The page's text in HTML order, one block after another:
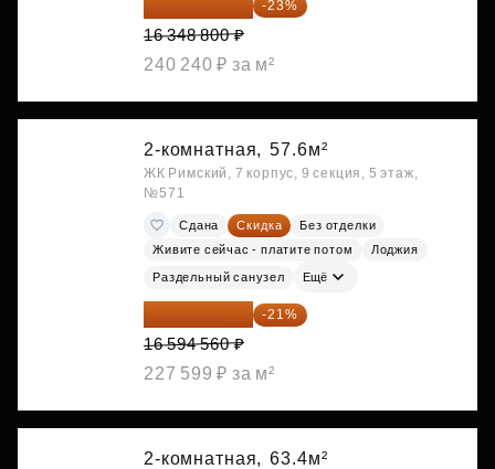
12 588 576 ₽ -23%
16 348 800 ₽
240 240 ₽ за м²
2-комнатная, 57.6м²
ЖК Римский, 7 корпус, 9 секция, 5 этаж,
№571
Сдана Скидка
Без отделки
Живите сейчас - платите потом
Лоджия
Раздельный санузел Ещё
13 109 702 ₽ -21%
16 594 560 ₽
227 599 ₽ за м²
2-комнатная, 63.4м²